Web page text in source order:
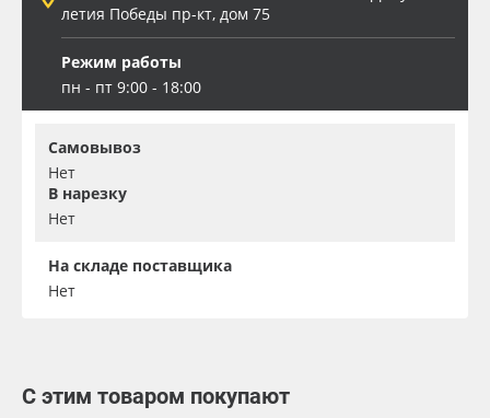
летия Победы пр-кт, дом 75
Режим работы
пн - пт 9:00 - 18:00
Самовывоз
Нет
В нарезку
Нет
На складе поставщика
Нет
С этим товаром покупают